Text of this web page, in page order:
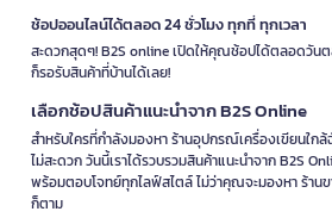
ช้อปออนไลน์ได้ตลอด 24 ชั่วโมง ทุกที่ ทุกเวลา
สะดวกสุดๆ! B2S online เปิดให้คุณช้อปได้ตลอดวัน
ก็รอรับสินค้าที่บ้านได้เลย!
เลือกช้อปสินค้าแนะนำจาก B2S Online
สำหรับใครที่กำลังมองหา ร้านอุปกรณ์เครื่องเขียนใก
ไม่สะดวก วันนี้เราได้รวบรวมสินค้าแนะนำจาก B2S
พร้อมตอบโจทย์ทุกไลฟ์สไตล์ ไม่ว่าคุณจะมองหา ร้าน
ก็ตาม